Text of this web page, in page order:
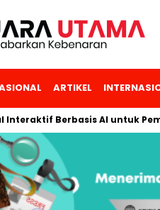
ARTIKEL
Berbasis AI untuk